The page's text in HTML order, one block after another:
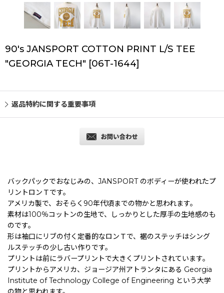
90's JANSPORT COTTON PRINT L/S TEE
"GEORGIA TECH" [06T-1644]
返品特約に関する重要事項
バックパックでおなじみの、JANSPORT のボディーが使われたプ
リントロンＴです。
アメリカ製で、おそらく90年代頃までの物かと思われます。
素材は100％コットンの生地で、しっかりとした厚手の生地感のも
のです。
形は袖口にリブの付く定番的なロンＴで、裾のステッチはシング
ルステッチの少し古い作りです。
プリントは前にラバープリントで大きくプリントされています。
プリントからアメリカ、ジョージア州アトランタにある Georgia
Institute of Technology College of Engineering という大学